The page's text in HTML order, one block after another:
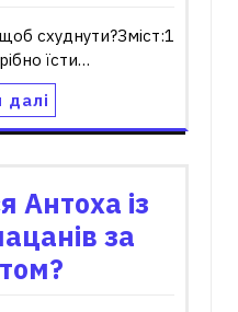
схуднути?Зміст:1
їсти…
далі
Антоха із
за